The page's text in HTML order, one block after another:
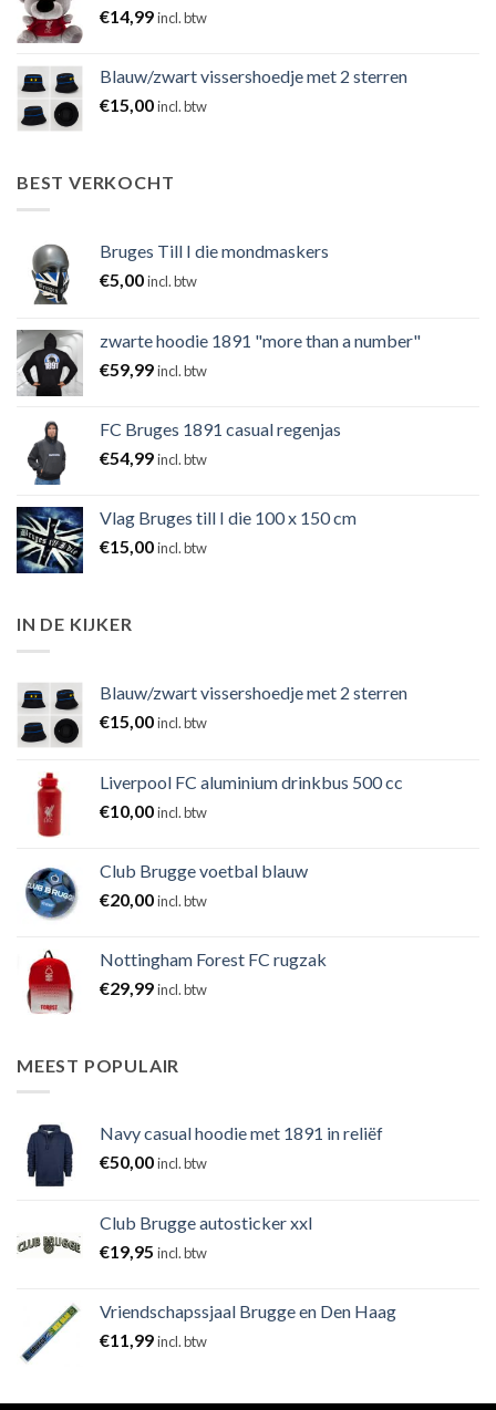
€14,99incl. btw
Blauw/zwart vissershoedje met 2 sterren
€15,00incl. btw
BEST VERKOCHT
Bruges Till I die mondmaskers
€5,00incl. btw
zwarte hoodie 1891 "more than a number"
€59,99incl. btw
FC Bruges 1891 casual regenjas
€54,99incl. btw
Vlag Bruges till I die 100 x 150 cm
€15,00incl. btw
IN DE KIJKER
Blauw/zwart vissershoedje met 2 sterren
€15,00incl. btw
Liverpool FC aluminium drinkbus 500 cc
€10,00incl. btw
Club Brugge voetbal blauw
€20,00incl. btw
Nottingham Forest FC rugzak
€29,99incl. btw
MEEST POPULAIR
Navy casual hoodie met 1891 in reliëf
€50,00incl. btw
Club Brugge autosticker xxl
€19,95 incl. btw
Vriendschapssjaal Brugge en Den Haag
€11,99incl. btw